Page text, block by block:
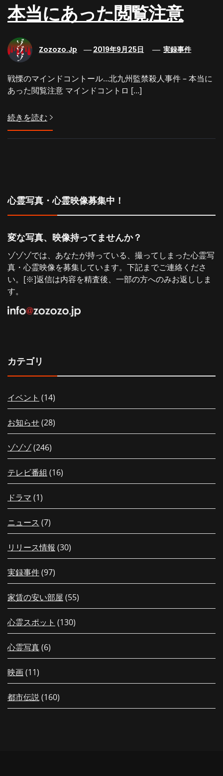
本当にあった閲覧注意
Zozozo.jp 2019年9月25日 実録事件
戦慄のマインドコントール…北九州監禁殺人事件 – 本当に
あった閲覧注意 マインドコントロ […]
続きを読む
心霊写真・心霊映像募集中！
変な写真、映像持ってませんか？
ゾゾゾでは、あなたが持っている、撮ってしまった心霊写
真・心霊映像を募集しています。下記までご連絡くださ
い。[※]返信は内容を精査後、一部の方へのみお返ししま
す。
カテゴリ
イベント (14)
お知らせ(28)
ゾゾゾ(246)
テレビ番組 (16)
ドラマ (1)
ニュース (7)
リリース情報 (30)
実録事件(97)
家賃の安い部屋 (55)
心霊スポット (130)
心霊写真(6)
映画(11)
都市伝説(160)